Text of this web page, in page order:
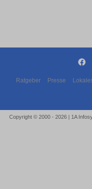
Ratgeber Presse
Copyright © 2000 - 2026 | 1A